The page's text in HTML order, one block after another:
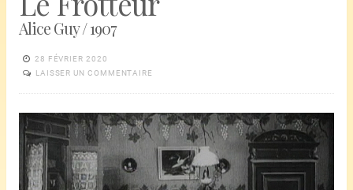
Alice Guy / 1907
28 FÉVRIER 2020
LAISSER UN COMMENTAIRE
Lecteur
vidéo